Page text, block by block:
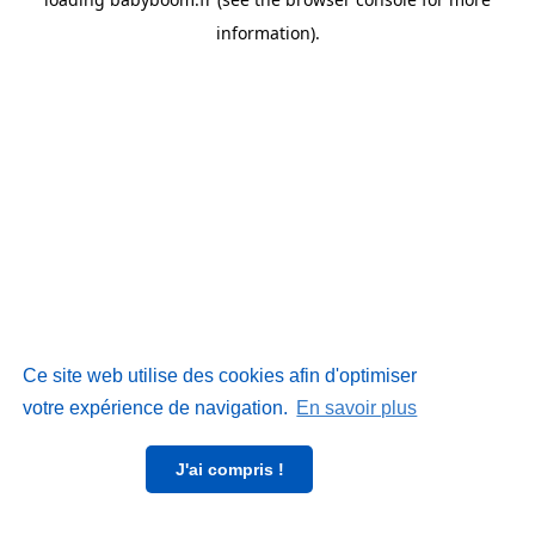
Ce site web utilise des cookies afin d'optimiser
votre expérience de navigation. En savoir plus
J'ai compris !
information).